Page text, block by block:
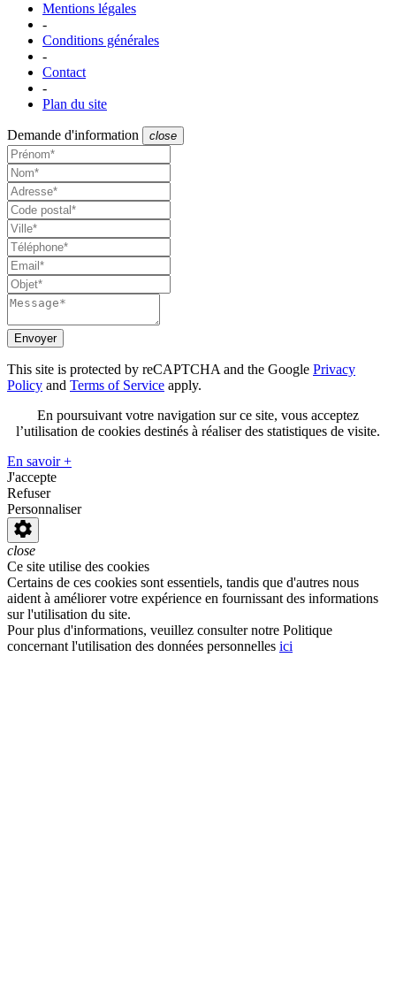
Mentions légales
-
Conditions générales
-
Contact
-
Plan du site
Demande d'information close
Envoyer
This site is protected by reCAPTCHA and the Google Privacy
Policy and Terms of Service apply.
En poursuivant votre navigation sur ce site, vous acceptez
l’utilisation de cookies destinés à réaliser des statistiques de visite.
En savoir +
J'accepte
Refuser
Personnaliser
close
Ce site utilise des cookies
Certains de ces cookies sont essentiels, tandis que d'autres nous
aident à améliorer votre expérience en fournissant des informations
sur l'utilisation du site.
Pour plus d'informations, veuillez consulter notre Politique
concernant l'utilisation des données personnelles ici